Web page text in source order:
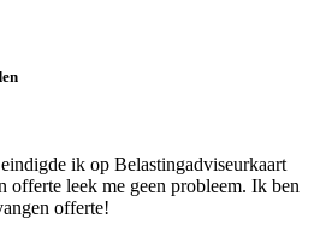
ik op Belastingadviseurkaart
offerte leek me geen probleem. Ik ben
offerte!